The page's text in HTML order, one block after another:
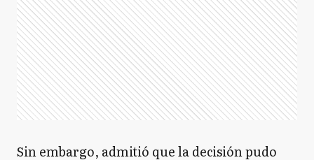
Sin embargo, admitió que la decisión pudo